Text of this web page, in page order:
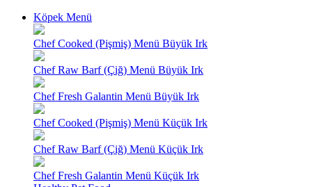
Köpek Menü
Chef Cooked (Pişmiş) Menü Büyük Irk
Chef Raw Barf (Çiğ) Menü Büyük Irk
Chef Fresh Galantin Menü Büyük Irk
Chef Cooked (Pişmiş) Menü Küçük Irk
Chef Raw Barf (Çiğ) Menü Küçük Irk
Chef Fresh Galantin Menü Küçük Irk